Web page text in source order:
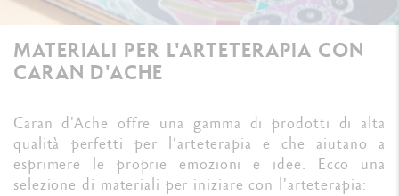
MATERIALI PER L'ARTETERAPIA CON
CARAN D'ACHE
Caran d'Ache offre una gamma di prodotti di alta
qualità perfetti per l’arteterapia e che aiutano a
esprimere le proprie emozioni e idee. Ecco una
selezione di materiali per iniziare con l'arteterapia: